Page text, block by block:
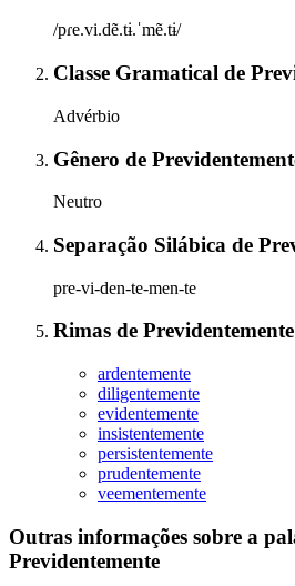
/pɾe.vi.dẽ.tɨ.ˈmẽ.tɨ/
Classe Gramatical de
Advérbio
Gênero de
Neutro
Separação Silábica de
pre-vi-den-te-men-te
Rimas de Previdentemente
ardentemente
diligentemente
evidentemente
insistentemente
persistentemente
prudentemente
veementemente
Outras informações sobre a
Previdentemente